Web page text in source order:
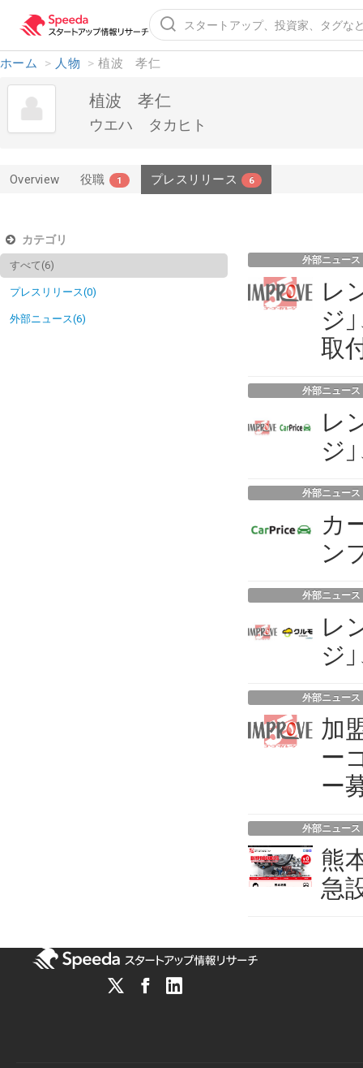
ホーム > 人物 > 植波 孝仁
植波 孝仁
ウエハ タカヒト
Overview 役職 1 プレスリリース 6
カテゴリ
すべて(6)
プレスリリース(0)
外部ニュース(6)
外部ニュース
レ
ジ
取
外部ニュース
レ
ジ
外部ニュース
カ
ン
外部ニュース
レ
ジ
外部ニュース
加
ー
ー
外部ニュース
熊
急